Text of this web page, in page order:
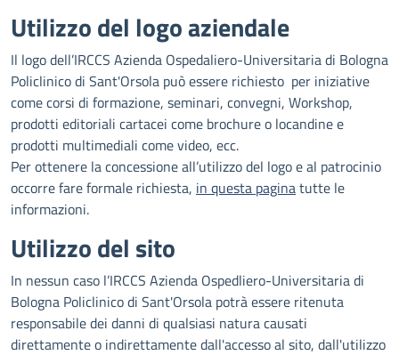
Utilizzo del logo aziendale
Il logo dell’IRCCS Azienda Ospedaliero-Universitaria di Bologna
Policlinico di Sant'Orsola può essere richiesto per iniziative
come corsi di formazione, seminari, convegni, Workshop,
prodotti editoriali cartacei come brochure o locandine e
prodotti multimediali come video, ecc.
Per ottenere la concessione all’utilizzo del logo e al patrocinio
occorre fare formale richiesta, in questa paginatutte le
informazioni.
Utilizzo del sito
In nessun caso l’IRCCS Azienda Ospedliero-Universitaria di
Bologna Policlinico di Sant'Orsola potrà essere ritenuta
responsabile dei danni di qualsiasi natura causati
direttamente o indirettamente dall'accesso al sito, dall'utilizzo